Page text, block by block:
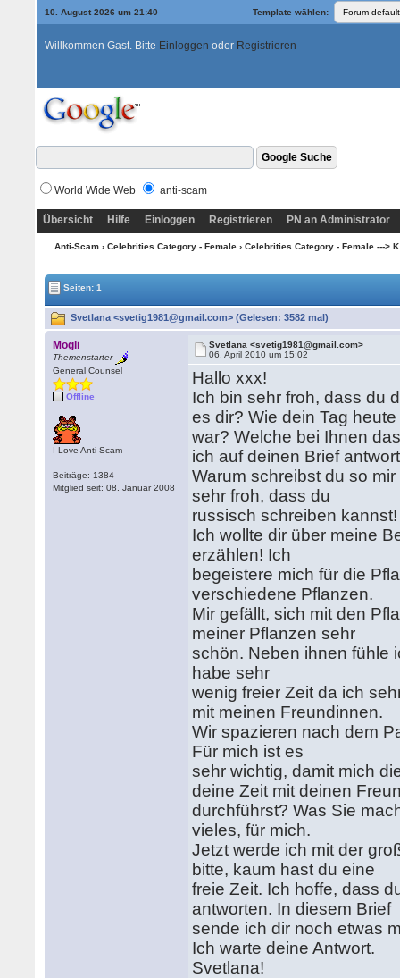
10. August 2026 um 21:40 Template wählen:
Willkommen Gast. Bitte Einloggen oder Registrieren
World Wide Web anti-scam
Übersicht Hilfe Einloggen Registrieren PN an Administrator
Anti-Scam› Celebrities Category - Female› Celebrities Category - Female ---> K
Seiten: 1
Svetlana <svetig1981@gmail.com> (Gelesen: 3582 mal)
Mogli
Themenstarter
General Counsel
Offline
I Love Anti-Scam
Beiträge: 1384
Mitglied seit: 08. Januar 2008
Svetlana <svetig1981@gmail.com>
06. April 2010 um 15:02
Hallo xxx!
Ich bin sehr froh, dass du
es dir? Wie dein Tag heute
war? Welche bei Ihnen
ich auf deinen Brief
Warum schreibst du so
sehr froh, dass du
russisch schreiben kannst!
Ich wollte dir über meine
erzählen! Ich
begeistere mich für die
verschiedene Pflanzen.
Mir gefällt, sich mit den
meiner Pflanzen sehr
schön. Neben ihnen fühle
habe sehr
wenig freier Zeit da ich
mit meinen Freundinnen.
Wir spazieren nach dem
Für mich ist es
sehr wichtig, damit mich
deine Zeit mit deinen
durchführst? Was Sie
vieles, für mich.
Jetzt werde ich mit der
bitte, kaum hast du eine
freie Zeit. Ich hoffe, dass
antworten. In diesem Brief
sende ich dir noch etwas
Ich warte deine Antwort.
Svetlana!